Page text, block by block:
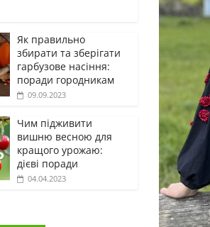
Як правильно
збирати та зберігати
гарбузове насіння:
поради городникам
09.09.2023
Чим підживити
вишню весною для
кращого урожаю:
дієві поради
04.04.2023